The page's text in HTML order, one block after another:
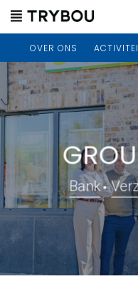
OVER ONS
Bank